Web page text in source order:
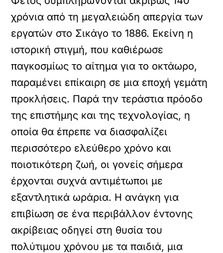
χρόνια από τη μεγαλειώδη απεργία των
εργατών στο Σικάγο το 1886. Εκείνη η
ιστορική στιγμή, που καθιέρωσε
παγκοσμίως το αίτημα για το οκτάωρο,
παραμένει επίκαιρη σε μια εποχή γεμάτη
προκλήσεις. Παρά την τεράστια πρόοδο
της επιστήμης και της τεχνολογίας, η
οποία θα έπρεπε να διασφαλίζει
περισσότερο ελεύθερο χρόνο και
ποιοτικότερη ζωή, οι γονείς σήμερα
έρχονται συχνά αντιμέτωποι με
εξαντλητικά ωράρια. Η ανάγκη για
επιβίωση σε ένα περιβάλλον έντονης
ακρίβειας οδηγεί στη θυσία του
πολύτιμου χρόνου με τα παιδιά, μια